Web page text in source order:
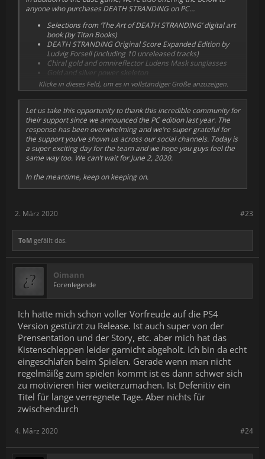
anyone who purchases DEATH STRANDING on PC…
Selections from ‘The Art of DEATH STRANDING’ digital art
book (by Titan Books)
DEATH STRANDING Original Score Expanded Edition by
Ludvig Forsell (including 10 unreleased tracks)
Chiral gold and omnireflector Ludens Mask sunglasses
Gold and silver power skeleton
Gold and silver all-terrain skeleton
Gold and silver armour plate (LV2)
Klicke in dieses Feld, um es in vollständiger Größe anzuzeigen.
Let us take this opportunity to thank this incredible community for
their support since we announced the PC edition last year. The
response has been overwhelming and we’re super grateful for
the support you’ve shown us across our social channels. Today is
a super exciting day for the team and we hope you guys feel the
same way too. We can’t wait for June 2, 2020.
In the meantime, keep on keeping on.
#23
2. März 2020
ToM gefällt das.
Oimann
Forenlegende
Ich hatte mich schon voller Vorfreude auf die PS4
Version gestürzt zu Release. Ist auch super von der
Prensentation und der Story, etc. aber mich hat das
Kistenschleppen leider garnicht abgeholt. Ich bin da echt
eingeschlafen beim Spielen. Gerade wenn man nicht
regelmäißg zum spielen kommt ist es dann schwer sich
zu motivieren hier weiterzumachen. Ist Defenitiv ein
Titel für lange verregnete Tage. Aber nichts für
zwischendurch
#24
4. März 2020